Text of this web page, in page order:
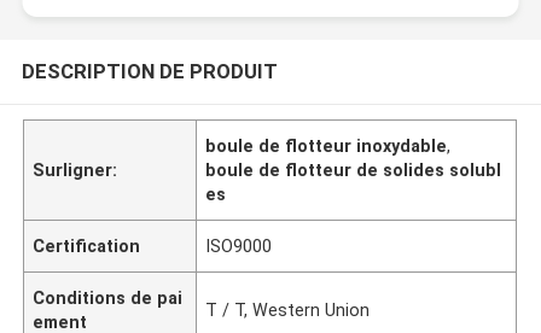
DESCRIPTION DE PRODUIT
Surligner:
boule de flotteur inoxydable,
boule de flotteur de solides solubl
es
Certification ISO9000
Conditions de pai
ement
T / T, Western Union